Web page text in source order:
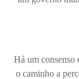
Há um consenso
o caminho a